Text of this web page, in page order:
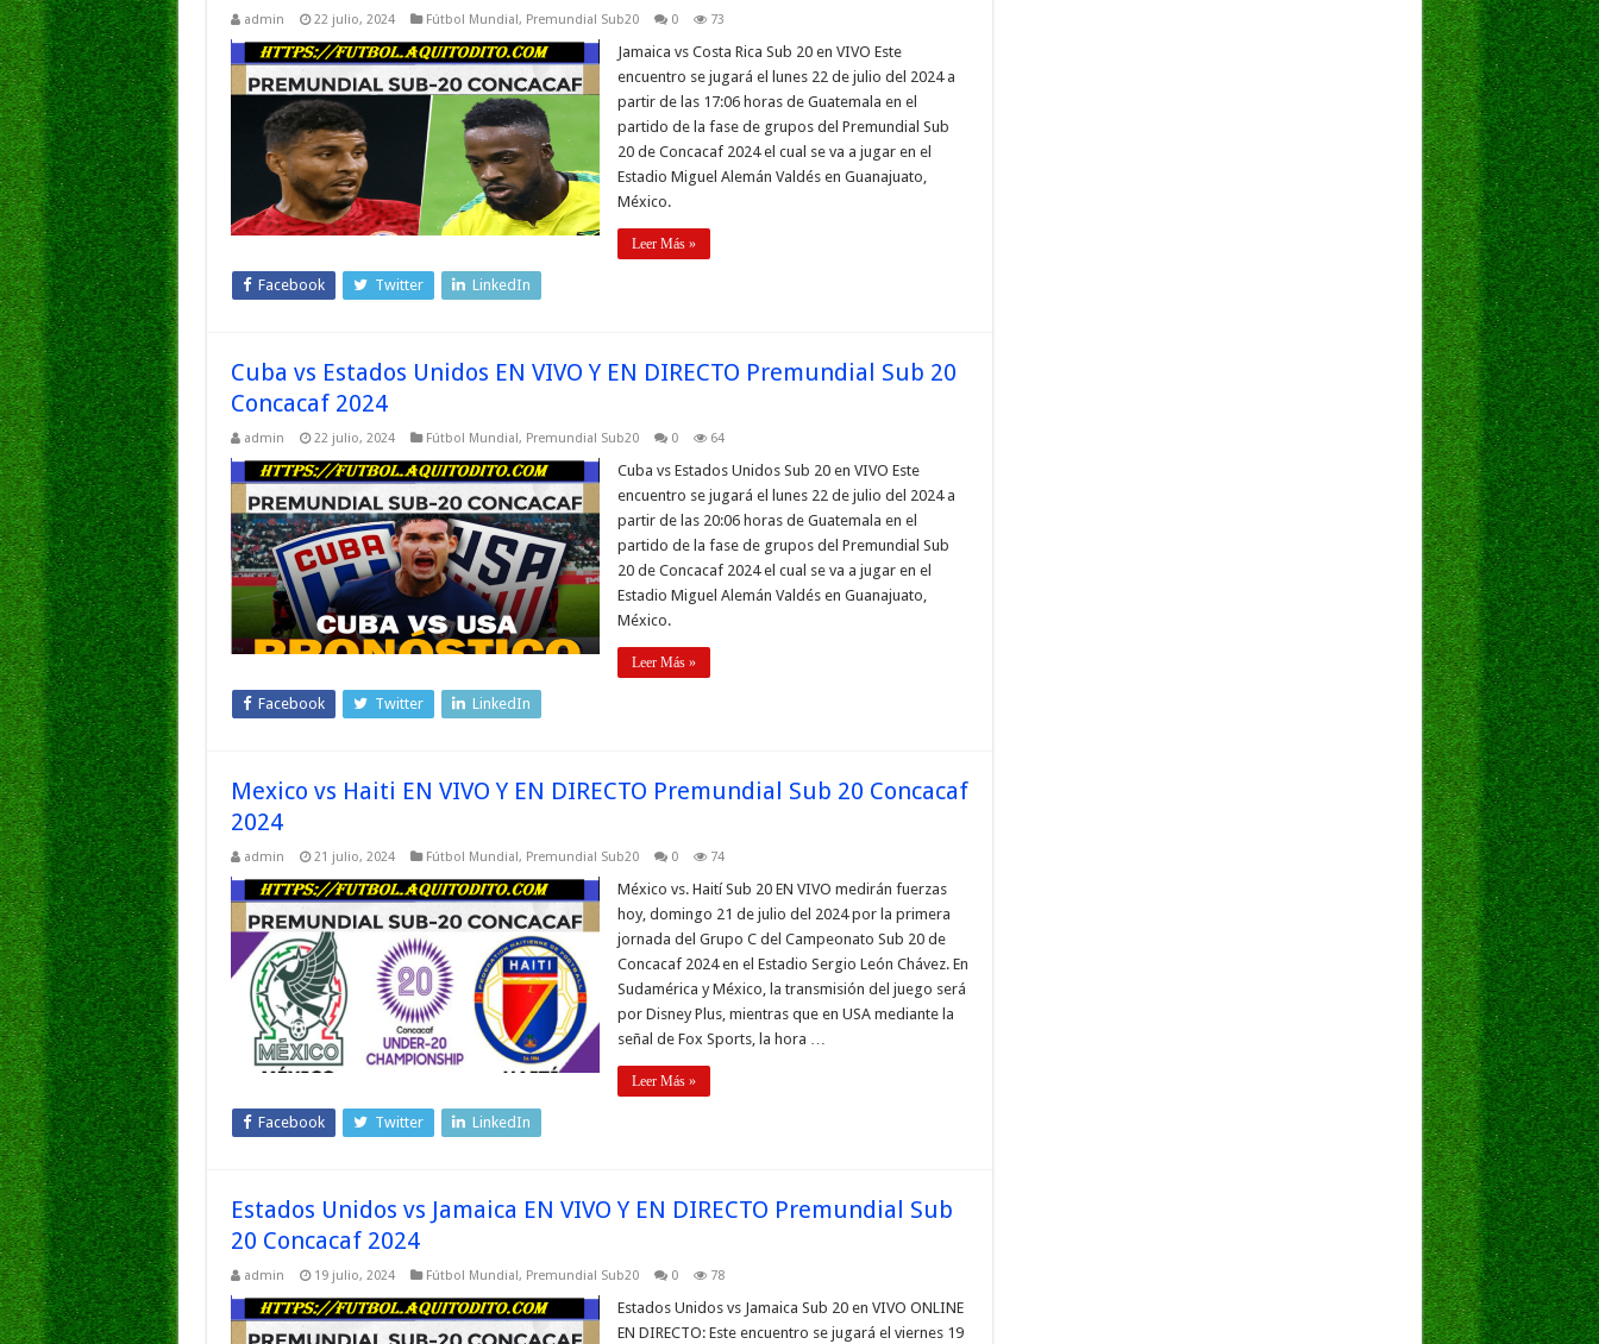
admin 22 julio, 2024 Fútbol Mundial, Premundial Sub20 0 73
Jamaica vs Costa Rica Sub 20 en VIVO Este
encuentro se jugará el lunes 22 de julio del 2024 a
partir de las 17:06 horas de Guatemala en el
partido de la fase de grupos del Premundial Sub
20 de Concacaf 2024 el cual se va a jugar en el
Estadio Miguel Alemán Valdés en Guanajuato,
México.
Leer Más »
Facebook Twitter LinkedIn
Cuba vs Estados Unidos EN VIVO Y EN DIRECTO Premundial Sub 20
Concacaf 2024
admin 22 julio, 2024 Fútbol Mundial, Premundial Sub20 0 64
Cuba vs Estados Unidos Sub 20 en VIVO Este
encuentro se jugará el lunes 22 de julio del 2024 a
partir de las 20:06 horas de Guatemala en el
partido de la fase de grupos del Premundial Sub
20 de Concacaf 2024 el cual se va a jugar en el
Estadio Miguel Alemán Valdés en Guanajuato,
México.
Leer Más »
Facebook Twitter LinkedIn
Mexico vs Haiti EN VIVO Y EN DIRECTO Premundial Sub 20 Concacaf
2024
admin 21 julio, 2024 Fútbol Mundial, Premundial Sub20 0 74
México vs. Haití Sub 20 EN VIVO medirán fuerzas
hoy, domingo 21 de julio del 2024 por la primera
jornada del Grupo C del Campeonato Sub 20 de
Concacaf 2024 en el Estadio Sergio León Chávez. En
Sudamérica y México, la transmisión del juego será
por Disney Plus, mientras que en USA mediante la
señal de Fox Sports, la hora …
Leer Más »
Facebook Twitter LinkedIn
Estados Unidos vs Jamaica EN VIVO Y EN DIRECTO Premundial Sub
20 Concacaf 2024
admin 19 julio, 2024 Fútbol Mundial, Premundial Sub20 0 78
Estados Unidos vs Jamaica Sub 20 en VIVO ONLINE
EN DIRECTO: Este encuentro se jugará el viernes 19